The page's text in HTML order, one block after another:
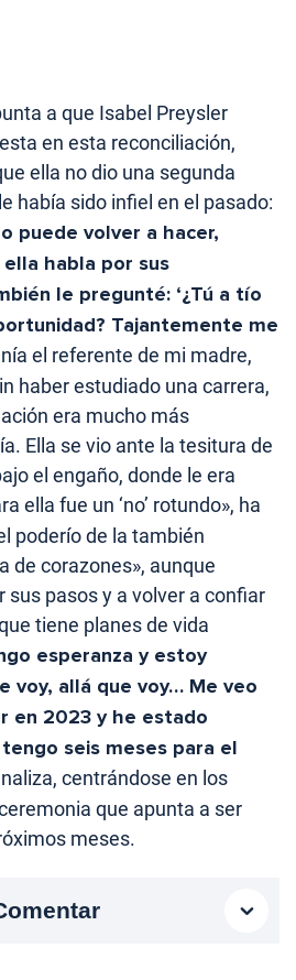
a que Isabel Preysler
en esta reconciliación,
ella no dio una segunda
había sido infiel en el pasado:
puede volver a hacer,
ella habla por sus
le pregunté: ‘¿Tú a tío
Tajantemente me
el referente de mi madre,
haber estudiado una carrera,
era mucho más
Ella se vio ante la tesitura de
el engaño, donde le era
ella fue un ‘no’ rotundo», ha
poderío de la también
de corazones», aunque
sus pasos y a volver a confiar
tiene planes de vida
esperanza y estoy
voy, allá que voy… Me veo
en 2023 y he estado
seis meses para el
centrándose en los
que apunta a ser
meses.